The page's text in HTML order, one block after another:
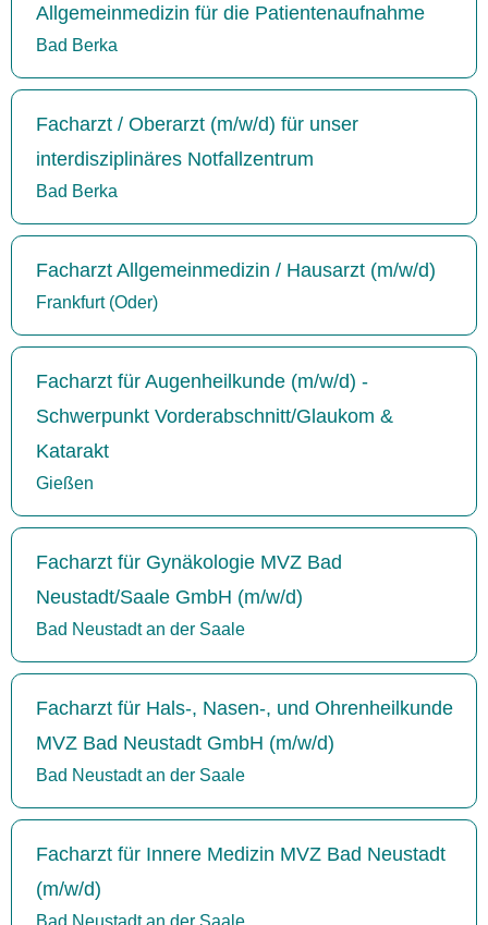
Allgemeinmedizin für die Patientenaufnahme
Bad Berka
Facharzt / Oberarzt (m/w/d) für unser
interdisziplinäres Notfallzentrum
Bad Berka
Facharzt Allgemeinmedizin / Hausarzt (m/w/d)
Frankfurt (Oder)
Facharzt für Augenheilkunde (m/w/d) -
Schwerpunkt Vorderabschnitt/Glaukom &
Katarakt
Gießen
Facharzt für Gynäkologie MVZ Bad
Neustadt/Saale GmbH (m/w/d)
Bad Neustadt an der Saale
Facharzt für Hals-, Nasen-, und Ohrenheilkunde
MVZ Bad Neustadt GmbH (m/w/d)
Bad Neustadt an der Saale
Facharzt für Innere Medizin MVZ Bad Neustadt
(m/w/d)
Bad Neustadt an der Saale